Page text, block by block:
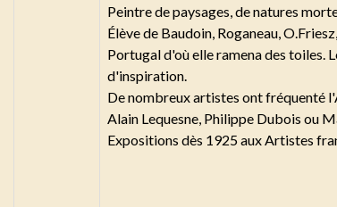
Peintre de paysages, de natures
Élève de Baudoin, Roganeau,
Portugal d'où elle ramena des toiles.
d'inspiration.
De nombreux artistes ont fréquenté
Alain Lequesne, Philippe Dubois ou
Expositions dès 1925 aux Artistes